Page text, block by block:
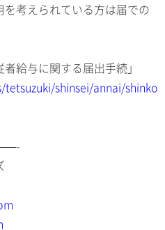
考えられている方は届での
給与に関する届出手続」
shinsei/annai/shinko